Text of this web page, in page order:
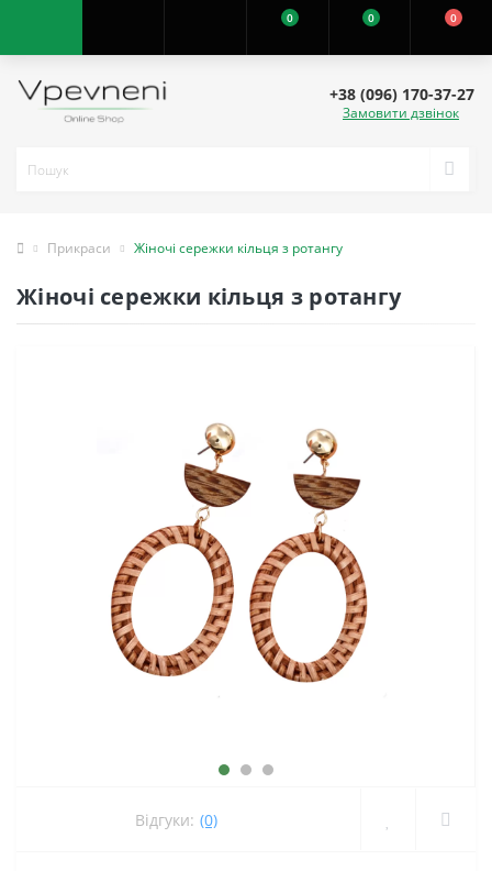
0 0 0
+38 (096) 170-37-27
Замовити дзвінок
Прикраси Жіночі сережки кільця з ротангу
Жіночі сережки кільця з ротангу
Відгуки: (0)